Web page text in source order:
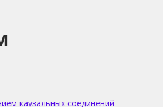
каузальных соединений